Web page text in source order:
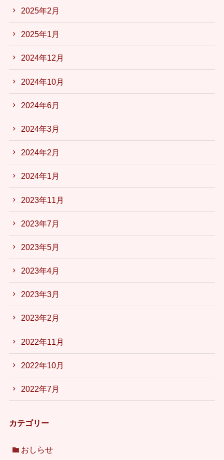
2025年2月
2025年1月
2024年12月
2024年10月
2024年6月
2024年3月
2024年2月
2024年1月
2023年11月
2023年7月
2023年5月
2023年4月
2023年3月
2023年2月
2022年11月
2022年10月
2022年7月
カテゴリー
おしらせ